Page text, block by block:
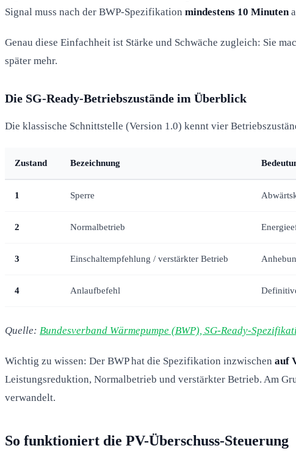
Signal muss nach der BWP-Spezifikation mindestens 10 Minuten
Genau diese Einfachheit ist Stärke und Schwäche zugleich: Sie
später mehr.
Die SG-Ready-Betriebszustände im Überblick
Die klassische Schnittstelle (Version 1.0) kennt vier
Zustand Bezeichnung
1 Sperre
2 Normalbetrieb
3 Einschaltempfehlung / verstärkter Betrieb
4 Anlaufbefehl
Quelle: Bundesverband Wärmepumpe (BWP), SG-Ready-
Wichtig zu wissen: Der BWP hat die Spezifikation inzwischen auf
Leistungsreduktion, Normalbetrieb und verstärkter Betrieb. Am
verwandelt.
So funktioniert die PV-Überschuss-Steuerung